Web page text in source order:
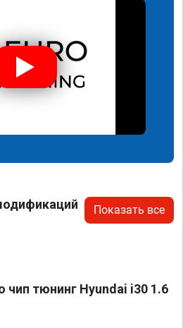
Показать все
тюнинг Hyundai i30 1.6